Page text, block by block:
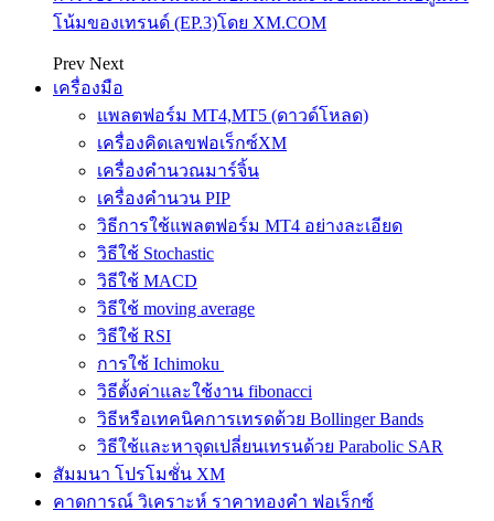
โน้มของเทรนด์ (EP.3)โดย XM.COM
Prev Next
เครื่องมือ
แพลตฟอร์ม MT4,MT5 (ดาวด์โหลด)
เครื่องคิดเลขฟอเร็กซ์XM
เครื่องคำนวณมาร์จิ้น
เครื่องคำนวน PIP
วิธีการใช้แพลตฟอร์ม MT4 อย่างละเอียด
วิธีใช้ Stochastic
วิธีใช้ MACD
วิธีใช้ moving average
วิธีใช้ RSI
การใช้ Ichimoku
วิธีตั้งค่าและใช้งาน fibonacci
วิธีหรือเทคนิคการเทรดด้วย Bollinger Bands
วิธีใช้และหาจุดเปลี่ยนเทรนด้วย Parabolic SAR
สัมมนา โปรโมชั่น XM
คาดการณ์ วิเคราะห์ ราคาทองคำ ฟอเร็กซ์